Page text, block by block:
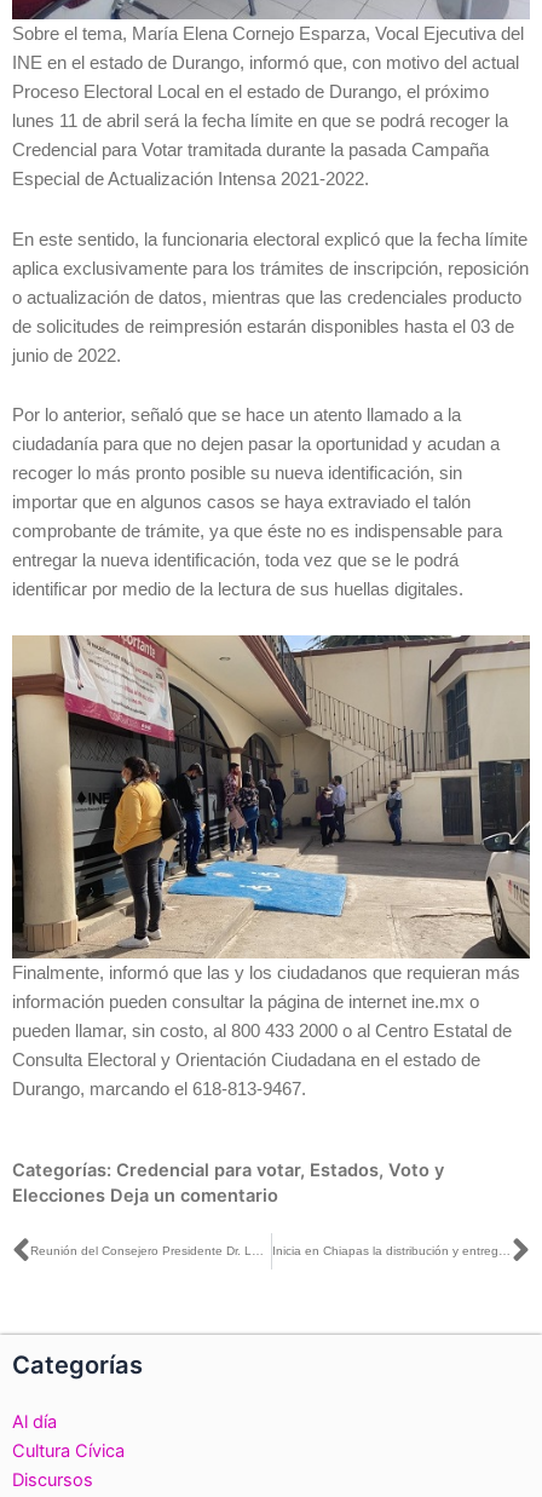
Sobre el tema, María Elena Cornejo Esparza, Vocal Ejecutiva del
INE en el estado de Durango, informó que, con motivo del actual
Proceso Electoral Local en el estado de Durango, el próximo
lunes 11 de abril será la fecha límite en que se podrá recoger la
Credencial para Votar tramitada durante la pasada Campaña
Especial de Actualización Intensa 2021-2022.
En este sentido, la funcionaria electoral explicó que la fecha límite
aplica exclusivamente para los trámites de inscripción, reposición
o actualización de datos, mientras que las credenciales producto
de solicitudes de reimpresión estarán disponibles hasta el 03 de
junio de 2022.
Por lo anterior, señaló que se hace un atento llamado a la
ciudadanía para que no dejen pasar la oportunidad y acudan a
recoger lo más pronto posible su nueva identificación, sin
importar que en algunos casos se haya extraviado el talón
comprobante de trámite, ya que éste no es indispensable para
entregar la nueva identificación, toda vez que se le podrá
identificar por medio de la lectura de sus huellas digitales.
Finalmente, informó que las y los ciudadanos que requieran más
información pueden consultar la página de internet ine.mx o
pueden llamar, sin costo, al 800 433 2000 o al Centro Estatal de
Consulta Electoral y Orientación Ciudadana en el estado de
Durango, marcando el 618-813-9467.
Categorías: Credencial para votar, Estados, Voto y
Elecciones Deja un comentario
Ant
Categorías
Al día
Cultura Cívica
Discursos